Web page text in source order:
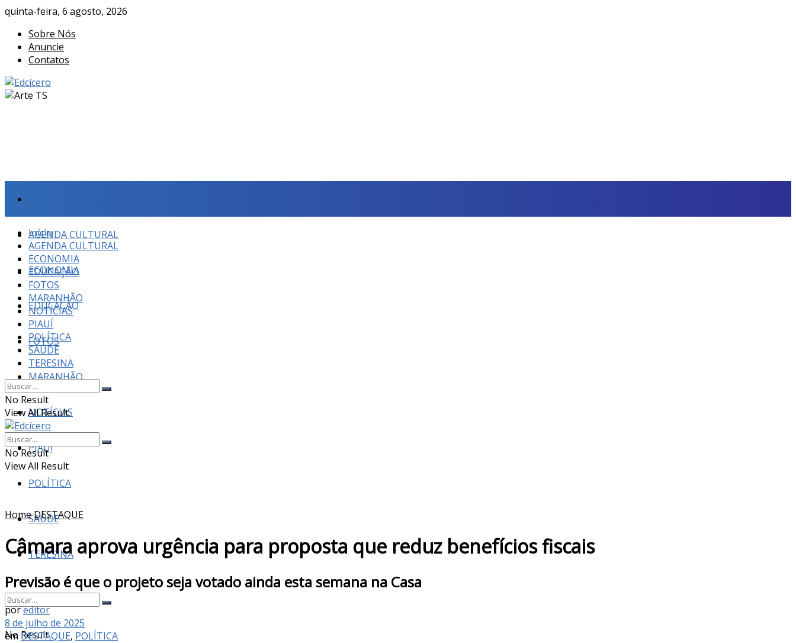
quinta-feira, 6 agosto, 2026
Sobre Nós
Anuncie
Contatos
AGENDA CULTURAL
ECONOMIA
EDUCAÇÃO
FOTOS
MARANHÃO
NOTÍCIAS
PIAUÍ
POLÍTICA
SAÚDE
TERESINA
No Result
Início
AGENDA CULTURAL
ECONOMIA
EDUCAÇÃO
FOTOS
MARANHÃO
NOTÍCIAS
PIAUÍ
POLÍTICA
SAÚDE
TERESINA
No Result
View All Result
No Result
View All Result
Home DESTAQUE
Câmara aprova urgência para proposta que reduz benefícios fiscais
Previsão é que o projeto seja votado ainda esta semana na Casa
poreditor
8 de julho de 2025
em DESTAQUE, POLÍTICA